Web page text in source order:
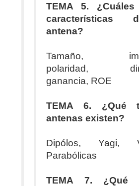
TEMA 5.
características
antena?
Tamaño,
polaridad,
ganancia, ROE
TEMA 6. ¿Qué
antenas existen?
Dipólos, Yagi,
Parabólicas
TEMA 7. ¿Qué